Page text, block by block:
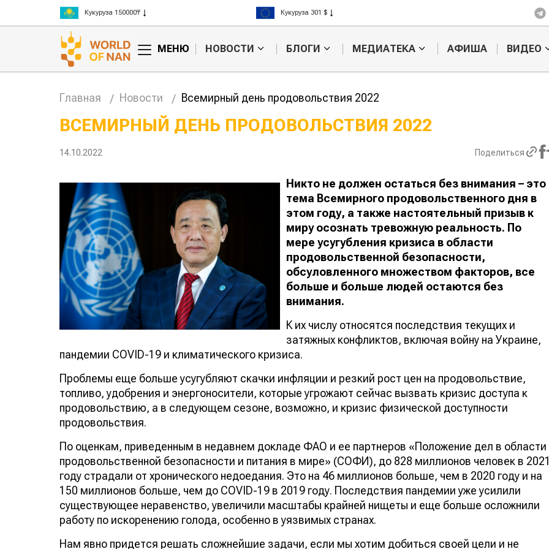
Рис 300000₸
Пшеница 3 класс 125000₸
Рис 408 $
Пшеница 423 $
МЕНЮ НОВОСТИ БЛОГИ МЕДИАТЕКА АФИША ВИДЕО
Главная Новости Всемирный день продовольствия 2022
ВСЕМИРНЫЙ ДЕНЬ ПРОДОВОЛЬСТВИЯ 2022
14.10.2022 Поделиться
Никто не должен остаться без внимания – это
тема Всемирного продовольственного дня в
этом году, а также настоятельный призыв к
миру осознать тревожную реальность. По
мере усугубления кризиса в области
продовольственной безопасности,
обсуловленного множеством факторов, все
больше и больше людей остаются без
внимания.
К их числу относятся последствия текущих и
затяжных конфликтов, включая войну на Украине,
пандемии COVID-19 и климатического кризиса.
Проблемы еще больше усугубляют скачки инфляции и резкий рост цен на продовольствие,
топливо, удобрения и энергоносители, которые угрожают сейчас вызвать кризис доступа к
продовольствию, а в следующем сезоне, возможно, и кризис физической доступности
продовольствия.
По оценкам, приведенным в недавнем докладе ФАО и ее партнеров «Положение дел в области
продовольственной безопасности и питания в мире» (СОФИ), до 828 миллионов человек в
году страдали от хронического недоедания. Это на 46 миллионов больше, чем в 2020 году и на
150 миллионов больше, чем до COVID-19 в 2019 году. Последствия пандемии уже усилили
существующее неравенство, увеличили масштабы крайней нищеты и еще больше осложнили
работу по искоренению голода, особенно в уязвимых странах.
Нам явно придется решать сложнейшие задачи, если мы хотим добиться своей цели и не
авиатоплива
Казахстан по темпам роста